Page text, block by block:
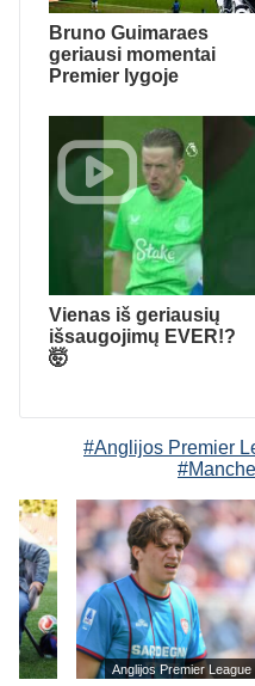
Bruno Guimaraes
geriausi momentai
Premier lygoje
Vienas iš geriausių
išsaugojimų EVER!?
🤯
#Anglijos Premier
Anglijos Premier League